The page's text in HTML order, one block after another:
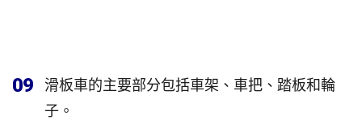
09
滑板車的主要部分包括車架、車把、踏板和輪
子。